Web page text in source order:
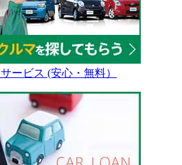
ービス (安心・無料）